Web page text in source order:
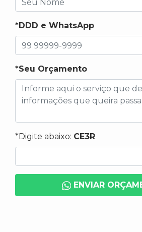
*DDD e WhatsApp
*Seu Orçamento
*Digite abaixo: CE3R
ENVIAR